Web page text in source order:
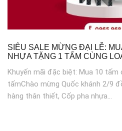
SIÊU SALE MỪNG ĐẠI LỄ:
NHỰA TẶNG 1 TẤM CÙNG
Khuyến mãi đặc biệt: Mua 10 tấm
tấmChào mừng Quốc khánh 2/9
hàng thân thiết, Cốp pha nhựa...